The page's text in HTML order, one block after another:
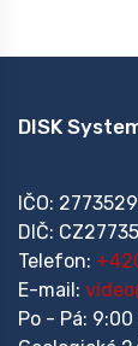
DISK
IČO:
DIČ:
Telefon:
E-mail:
Po - Pá: